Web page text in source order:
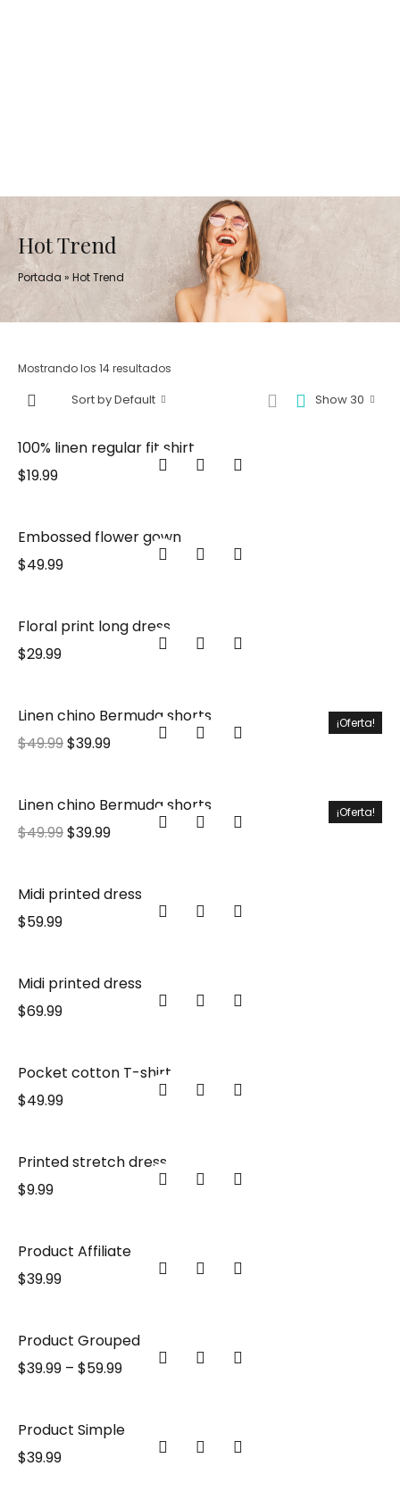
Hot Trend
Portada » Hot Trend
Mostrando los 14 resultados
Show 30
Sort by Default
100% linen regular fit shirt
$19.99
Embossed flower gown
$49.99
Floral print long dress
$29.99
¡Oferta!
Linen chino Bermuda shorts
$49.99$39.99
¡Oferta!
Linen chino Bermuda shorts
$49.99$39.99
Midi printed dress
$59.99
Midi printed dress
$69.99
Pocket cotton T-shirt
$49.99
Printed stretch dress
$9.99
Product Affiliate
$39.99
Product Grouped
$39.99 – $59.99
Product Simple
$39.99